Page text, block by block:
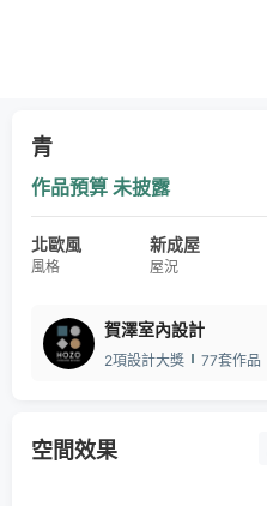
青
作品預算 未披露
北歐風
風格
新成屋
屋況
賀澤室內設計
2項設計大獎
77套作品
空間效果